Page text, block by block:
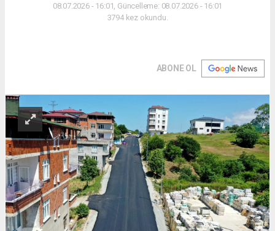
08.07.2026 - 16:01, Güncelleme: 08.07.2026 - 16:01
3794 kez okundu.
ABONE OL